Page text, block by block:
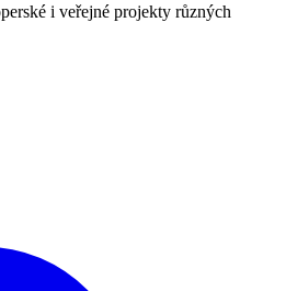
i veřejné projekty různých